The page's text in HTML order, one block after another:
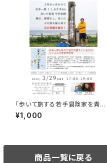
「歩いて旅する若手冒険家を青田
買い！平井佑樹 × 荻田泰永」録画
視聴権
¥1,000
商品一覧に戻る